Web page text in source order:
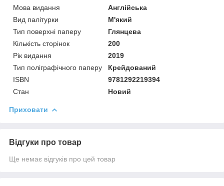
Мова видання
Англійська
Вид палітурки
М'який
Тип поверхні паперу
Глянцева
Кількість сторінок
200
Рік видання
2019
Тип поліграфічного паперу
Крейдований
ISBN
9781292219394
Стан
Новий
Приховати
Відгуки про товар
Ще немає відгуків про цей товар